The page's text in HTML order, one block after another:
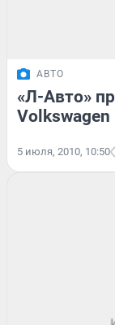
АВТО
«Л-Авто»
5 июля, 2010, 10:50